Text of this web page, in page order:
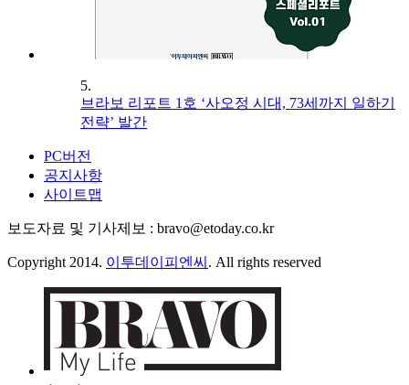
5.
브라보 리포트 1호 ‘사오정 시대, 73세까지 일하기
전략’ 발간
PC버전
공지사항
사이트맵
보도자료 및 기사제보 : bravo@etoday.co.kr
Copyright 2014. 이투데이피엔씨 . All rights reserved